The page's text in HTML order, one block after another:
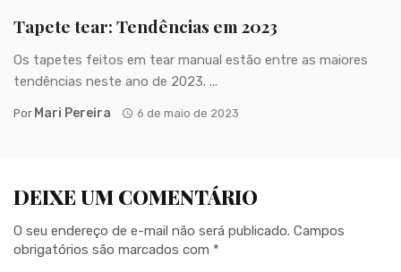
Tapete tear: Tendências em 2023
Os tapetes feitos em tear manual estão entre as maiores
tendências neste ano de 2023. ...
Por Mari Pereira 6 de maio de 2023
DEIXE UM COMENTÁRIO
O seu endereço de e-mail não será publicado. Campos
obrigatórios são marcados com *